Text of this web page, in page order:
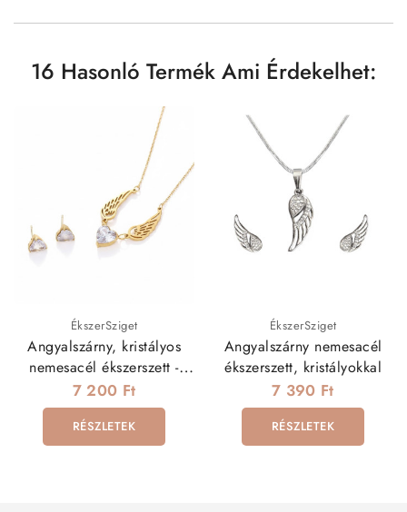
16 Hasonló Termék Ami Érdekelhet:
ÉkszerSziget
Angyalszárny, kristályos
nemesacél ékszerszett -
arany
7 200 Ft
RÉSZLETEK
ÉkszerSziget
Angyalszárny nemesacél
ékszerszett, kristályokkal
7 390 Ft
RÉSZLETEK